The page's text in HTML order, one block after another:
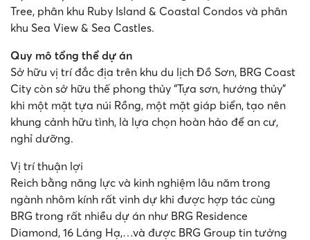
Tree, phân khu Ruby Island & Coastal Condos và phân
khu Sea View & Sea Castles.
Quy mô tổng thể dự án
Sở hữu vị trí đắc địa trên khu du lịch Đồ Sơn, BRG Coast
City còn sở hữu thế phong thủy “Tựa sơn, hướng thủy”
khi một mặt tựa núi Rồng, một mặt giáp biển, tạo nên
khung cảnh hữu tình, là lựa chọn hoàn hảo để an cư,
nghỉ dưỡng.
Vị trí thuận lợi
Reich bằng năng lực và kinh nghiệm lâu năm trong
ngành nhôm kính rất vinh dự khi được hợp tác cùng
BRG trong rất nhiều dự án như BRG Residence
Diamond, 16 Láng Hạ,…và được BRG Group tin tưởng